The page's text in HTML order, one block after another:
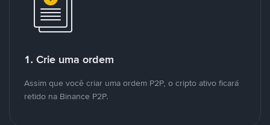
1. Crie uma ordem
Assim que você criar uma ordem P2P, o cripto ativo ficará
retido na Binance P2P.